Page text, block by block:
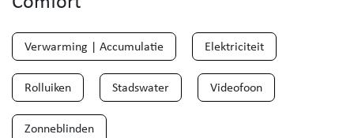
Verwarming | Accumulatie Elektriciteit
Rolluiken Stadswater Videofoon
Zonneblinden